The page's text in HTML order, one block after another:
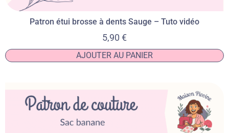
Patron étui brosse à dents Sauge – Tuto vidéo
5,90 €
AJOUTER AU PANIER